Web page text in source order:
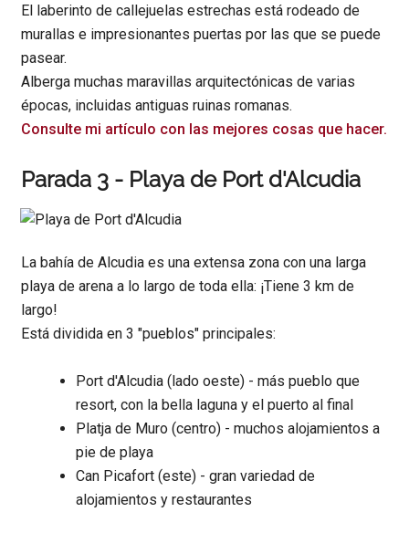
El laberinto de callejuelas estrechas está rodeado de
murallas e impresionantes puertas por las que se puede
pasear.
Alberga muchas maravillas arquitectónicas de varias
épocas, incluidas antiguas ruinas romanas.
Consulte mi artículo con las mejores cosas que hacer.
Parada 3 - Playa de Port d'Alcudia
La bahía de Alcudia es una extensa zona con una larga
playa de arena a lo largo de toda ella: ¡Tiene 3 km de
largo!
Está dividida en 3 "pueblos" principales:
Port d'Alcudia (lado oeste) - más pueblo que
resort, con la bella laguna y el puerto al final
Platja de Muro (centro) - muchos alojamientos a
pie de playa
Can Picafort (este) - gran variedad de
alojamientos y restaurantes